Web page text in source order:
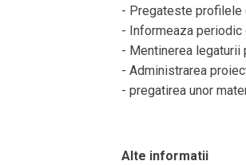
- Pregateste profilele
- Informeaza
- Mentinerea legaturii
- Administrarea
- pregatirea unor
Alte informatii